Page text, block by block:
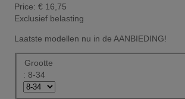
Price: € 16,75
Exclusief belasting
Laatste modellen nu in de AANBIEDING!
Grootte
: 8-34